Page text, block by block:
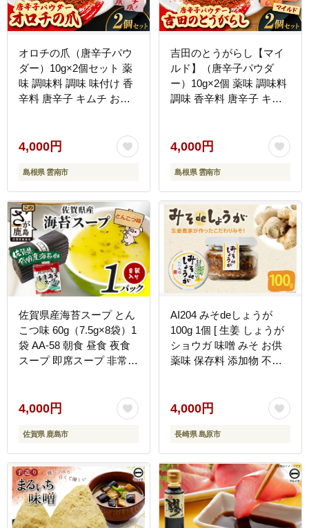
オロチの爪（唐辛子パウ
ダー）10g×2個セット 薬
味 調味料 調味 味付け 香
辛料 唐辛子 キムチ おす
[AICY002]
4,000円
島根県 雲南市
吉田のとうがらし【マイ
ルド】（唐辛子パウダ
ー）10g×2個 薬味 調味料
調味 香辛料 唐辛子 キム
井産業 [AICY003]
4,000円
島根県 雲南市
佐賀県産海苔スープ とん
こつ味 60g（7.5g×8袋）1
袋 AA-58 朝食 昼食 夜食
スープ 即席スープ 非常食
湯を注ぐだけ 簡単 便利
4,000円
佐賀県 鹿島市
AI204 みそdeしょうが
100g 1個 [ 生姜 しょうが
ショウガ 味噌 みそ お供
薬味 保存料 添加物 不使
4,000円
長崎県 島原市